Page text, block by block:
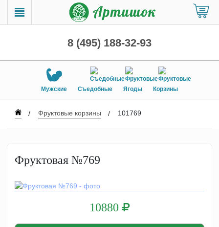
8 (495) 188-32-93
Мужские Съедобные Ягоды Корзины
Фруктовые корзины 101769
Фруктовая №769
10880